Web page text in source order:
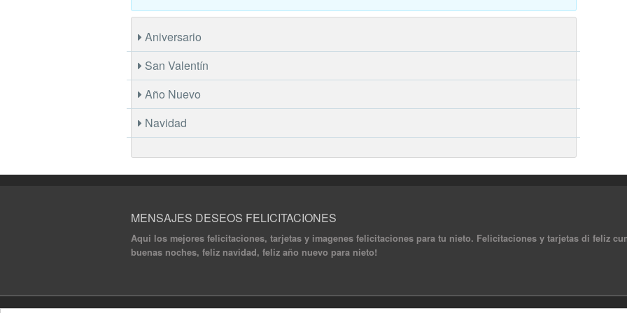
Aniversario
San Valentín
Año Nuevo
Navidad
MENSAJES DESEOS FELICITACIONES
Aqui los mejores felicitaciones, tarjetas y imagenes felicitaciones para tu nieto. Felicitaciones y tarjetas di feliz
buenas noches, feliz navidad, feliz año nuevo para nieto!